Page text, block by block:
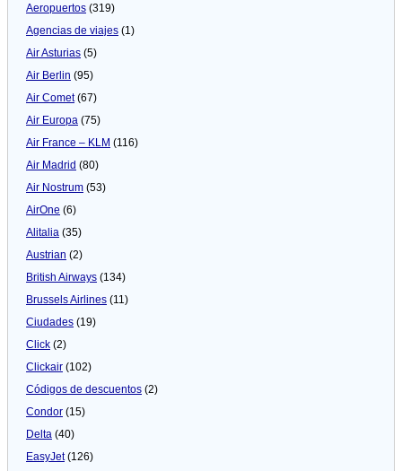
Aeropuertos (319)
Agencias de viajes (1)
Air Asturias (5)
Air Berlin (95)
Air Comet(67)
Air Europa (75)
Air France – KLM (116)
Air Madrid (80)
Air Nostrum (53)
AirOne (6)
Alitalia (35)
Austrian (2)
British Airways (134)
Brussels Airlines (11)
Ciudades (19)
Click (2)
Clickair (102)
Códigos de descuentos (2)
Condor (15)
Delta (40)
EasyJet(126)